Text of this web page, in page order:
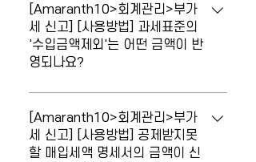
측 '서식 불러오기'를 클릭하여 서식을 다시
반영해주시기 바랍니다.
금 계좌로 사용할 거래은행를 선택했는데
거래은행이 빈칸으로 표시됩니다. 거래처
코드도움하여 계좌번호 반영했는데, 거래
은행이 빈칸으로 조회되는 경우에는 금융
리 > 거래처/계좌/카드관리 > 금융거래처
등록
[Amaranth10>회계관리>부가
세 신고] [사용방법] 과세표준의
'수입금액제외'는 어떤 금액이 반
영되나요?
[부가세신고서] 과세표준의 '수입금액제
외'는 어떤 금액이 반영되나요? 유형자산
또는 무형자산이 대변에 입력되어 있고 부
가세예수금이 같이 입력된 경우 그 금액은
[Amaranth10>회계관리>부가
세 신고] [사용방법] 공제받지못
할 매입세액 명세서의 금액이 신